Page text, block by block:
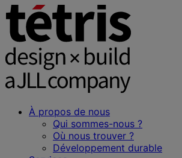
À propos de nous
Qui sommes-nous ?
Où nous trouver ?
Développement durable